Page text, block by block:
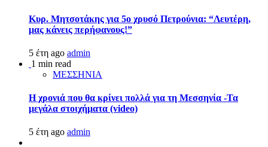
Κυρ. Μητσοτάκης για 5ο χρυσό Πετρούνια: “Λευτέρη,
μας κάνεις περήφανους!”
5 έτη ago admin
1 min read
ΜΕΣΣΗΝΙΑ
Η χρονιά που θα κρίνει πολλά για τη Μεσσηνία -Τα
μεγάλα στοιχήματα (video)
5 έτη ago admin